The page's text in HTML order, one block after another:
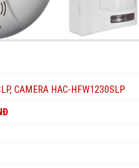
CAMERA HAC-HFW1230SLP